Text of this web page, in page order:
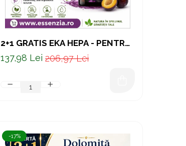
2+1 GRATIS EKA HEPA - PENTRU
SUSȚINEREA FICATULUI 500 ML
206,97 Lei
137,98 Lei
-17%